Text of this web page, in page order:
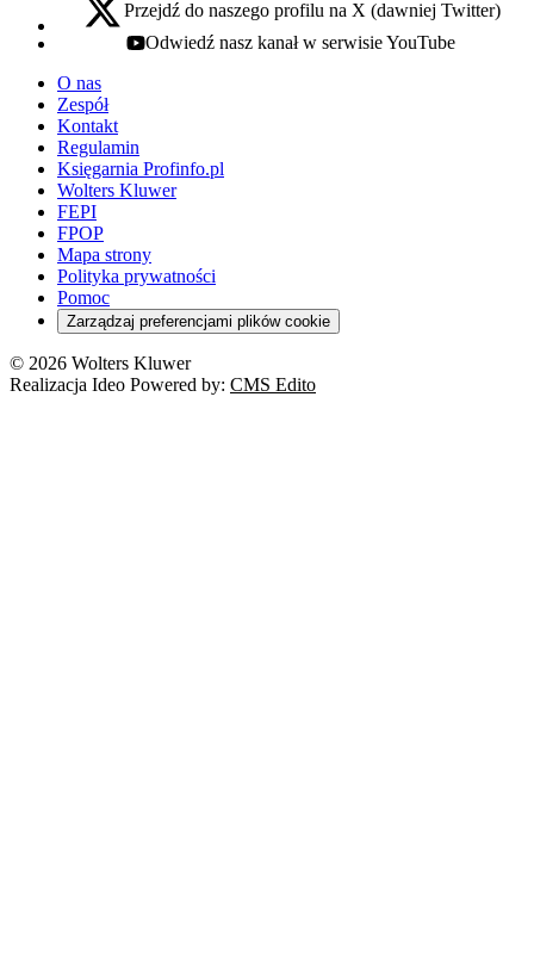
x - otwiera się w nowej karcie
Przejdź do naszego profilu na X (dawniej Twitter)
youtube - otwiera się w nowej karcie
Odwiedź nasz kanał w serwisie YouTube
O nas
Zespół
Kontakt
Regulamin
Księgarnia Profinfo.pl
Wolters Kluwer
FEPI
FPOP
Mapa strony
Polityka prywatności
Pomoc
Zarządzaj preferencjami plików cookie
© 2026 Wolters Kluwer
Realizacja Ideo Powered by: CMS Edito